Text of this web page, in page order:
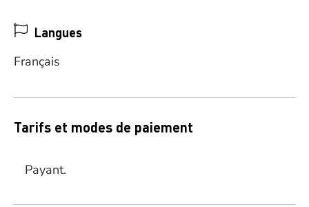
Langues
Français
Tarifs et modes de paiement
Payant.